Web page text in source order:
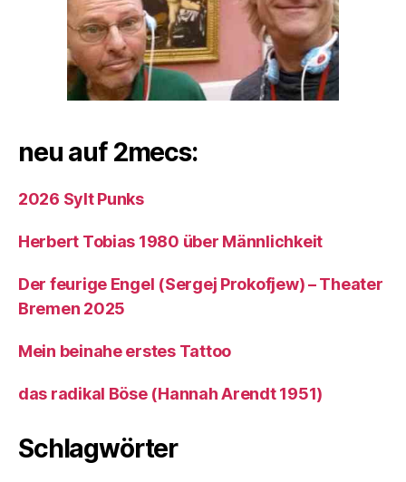
neu auf 2mecs:
2026 Sylt Punks
Herbert Tobias 1980 über Männlichkeit
Der feurige Engel (Sergej Prokofjew) – Theater
Bremen 2025
Mein beinahe erstes Tattoo
das radikal Böse (Hannah Arendt 1951)
Schlagwörter